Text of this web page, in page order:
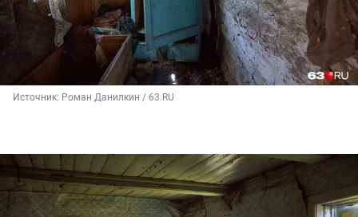
Источник: Роман Данилкин / 63.RU